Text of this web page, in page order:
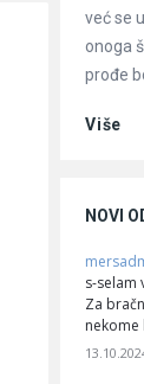
već se
onoga
prođe
Više
NOVI
s-selam
Za